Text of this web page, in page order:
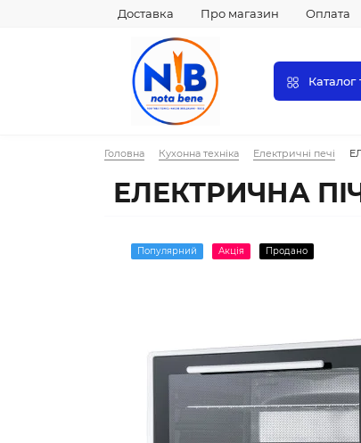
Доставка Про магазин Оплата
Каталог
Головна Кухонна техніка Електричні печі
ЕЛЕКТРИЧНА
Популярний Акція Продано